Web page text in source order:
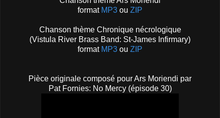
format MP3 ou ZIP
Chanson thème Chronique nécrologique
(Vistula River Brass Band: St-James Infirmary)
format MP3 ou ZIP
Pièce originale composé pour Ars Moriendi par
Pat Fornies: No Mercy (épisode 30)